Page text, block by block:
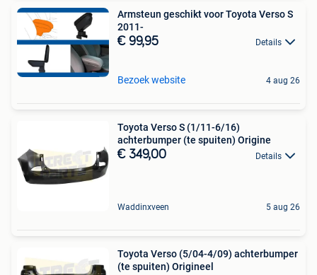
Armsteun geschikt voor Toyota Verso S
2011-
€ 99,95 Details
Bezoek website 4 aug 26
Toyota Verso S (1/11-6/16)
achterbumper (te spuiten) Origine
€ 349,00 Details
Waddinxveen 5 aug 26
Toyota Verso (5/04-4/09) achterbumper
(te spuiten) Origineel